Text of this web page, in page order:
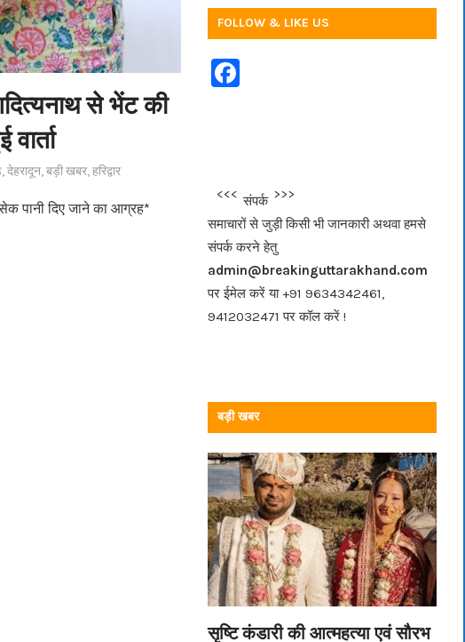
से भेंट की
,देहरादून,बड़ी खबर,हरिद्वार
पानी दिए जाने का आग्रह*
FOLLOW & LIKE US
F
b
o
o
k
<<<संपर्क>>>
समाचारों से जुड़ी किसी भी जानकारी अथवा हमसे
संपर्क करने हेतु
admin@breakinguttarakhand.com
पर ईमेल करें या +91 9634342461,
9412032471 पर कॉल करें !
बड़ी खबर
सृष्टि कंडारी की आत्महत्या एवं सौरभ